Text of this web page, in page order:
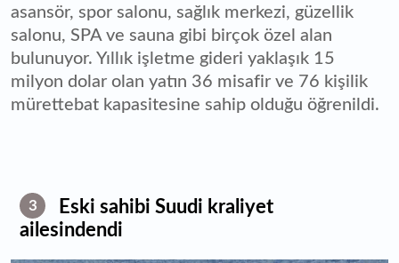
asansör, spor salonu, sağlık merkezi, güzellik
salonu, SPA ve sauna gibi birçok özel alan
bulunuyor. Yıllık işletme gideri yaklaşık 15
milyon dolar olan yatın 36 misafir ve 76 kişilik
mürettebat kapasitesine sahip olduğu öğrenildi.
3
Eski sahibi Suudi kraliyet
ailesindendi